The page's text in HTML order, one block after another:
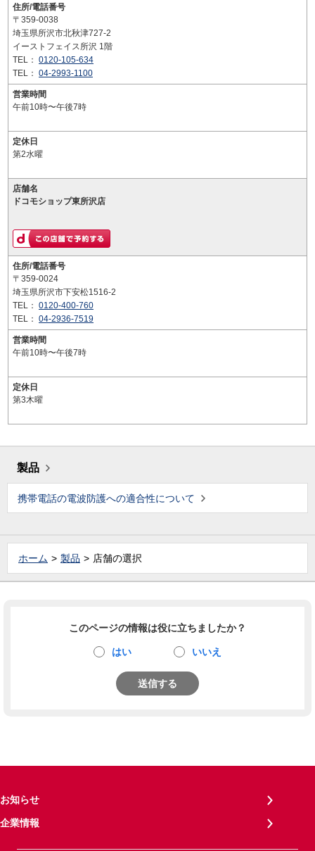
住所/電話番号
〒359-0038
埼玉県所沢市北秋津727-2
イーストフェイス所沢 1階
TEL： 0120-105-634
TEL： 04-2993-1100
営業時間
午前10時〜午後7時
定休日
第2水曜
店舗名
ドコモショップ東所沢店
住所/電話番号
〒359-0024
埼玉県所沢市下安松1516-2
TEL： 0120-400-760
TEL： 04-2936-7519
営業時間
午前10時〜午後7時
定休日
第3木曜
製品
携帯電話の電波防護への適合性について
ホーム 製品 店舗の選択
このページの情報は役に立ちましたか？
はい いいえ
送信する
お知らせ
企業情報